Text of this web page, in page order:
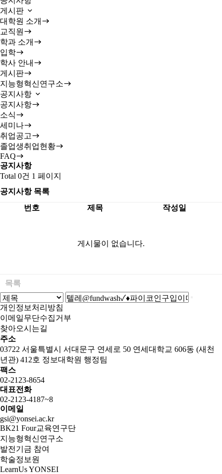
게시판
대학원 소개
교직원
학과 소개
입학
학사 안내
게시판
지능형혁신연구소
공지사항
공지사항
소식
세미나
취업공고
졸업생취업현황
FAQ
공지사항
Total 0건 1 페이지
공지사항 목록
번호
제목 작성일
게시물이 없습니다.
목록
개인정보처리방침
이메일무단수집거부
찾아오시는길
주소
03722 서울특별시 서대문구 연세로 50 연세대학교 606동 (새천
년관) 412호 정보대학원 행정팀
팩스
02-2123-8654
대표전화
02-2123-4187~8
이메일
gsi@yonsei.ac.kr
BK21 Four교육연구단
지능형혁신연구소
발전기금 참여
학술정보원
LearnUs YONSEI